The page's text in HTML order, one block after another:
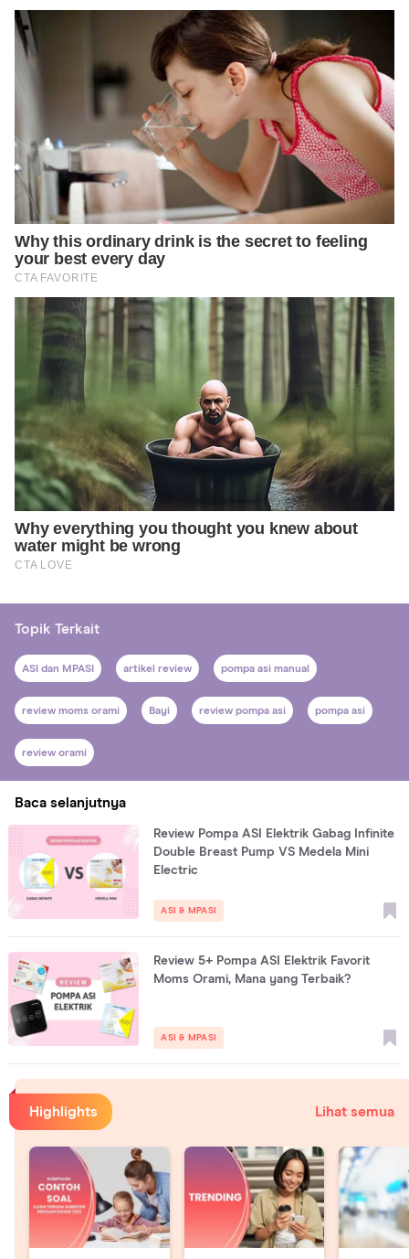
Topik Terkait
ASI dan MPASI artikel review pompa asi manual
review moms orami Bayi review pompa asi pompa asi
review orami
Baca selanjutnya
Review Pompa ASI Elektrik Gabag Infinite
Double Breast Pump VS Medela Mini
Electric
ASI & MPASI
Review 5+ Pompa ASI Elektrik Favorit
Moms Orami, Mana yang Terbaik?
ASI & MPASI
Highlights Lihat semua